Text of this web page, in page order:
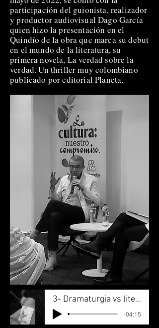
participación del guionista, realizador
y productor audiovisual Dago García
quien hizo la presentación en el
Quindío de la obra que marca su debut
en el mundo de la literatura, su
primera novela, La verdad sobre la
verdad. Un thriller muy colombiano
publicado por editorial Planeta.
3- Dramaturgia vs literatura 2
-04:15